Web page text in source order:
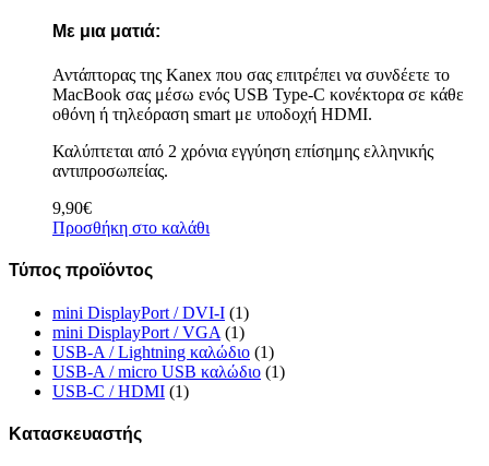
Με μια ματιά:
Αντάπτορας της Kanex που σας επιτρέπει να συνδέετε το
MacBook σας μέσω ενός USB Type-C κονέκτορα σε κάθε
οθόνη ή τηλεόραση smart με υποδοχή HDMI.
Καλύπτεται από 2 χρόνια εγγύηση επίσημης ελληνικής
αντιπροσωπείας.
9,90€
Προσθήκη στο καλάθι
Τύπος προϊόντος
mini DisplayPort / DVI-I (1)
mini DisplayPort / VGA (1)
USB-A / Lightning καλώδιο (1)
USB-A / micro USB καλώδιο (1)
USB-C / HDMI (1)
Κατασκευαστής